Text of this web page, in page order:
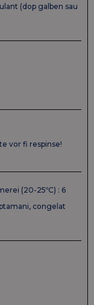
(dop galben sau
vor fi respinse!
(20-25ºC) : 6
congelat